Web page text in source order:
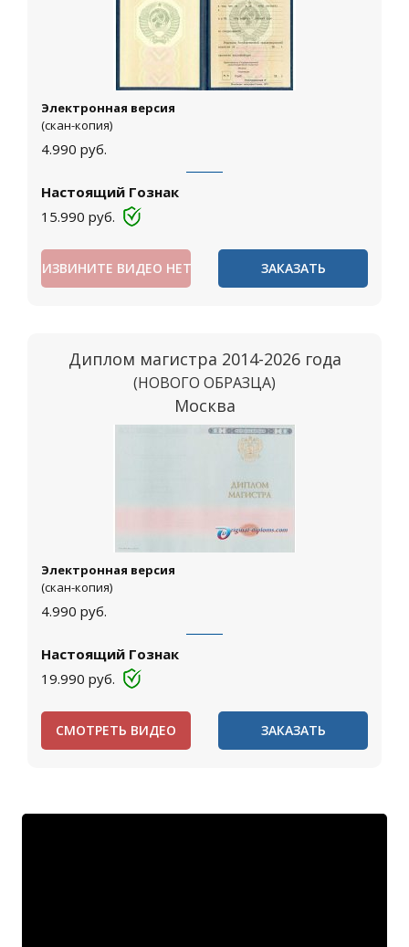
Электронная версия
(скан-копия)
4.990 руб.
Настоящий Гознак
15.990 руб.
ИЗВИНИТЕ ВИДЕО НЕТ ЗАКАЗАТЬ
Диплом магистра 2014-2026 года
(НОВОГО ОБРАЗЦА)
Москва
Электронная версия
(скан-копия)
4.990 руб.
Настоящий Гознак
19.990 руб.
СМОТРЕТЬ ВИДЕО ЗАКАЗАТЬ